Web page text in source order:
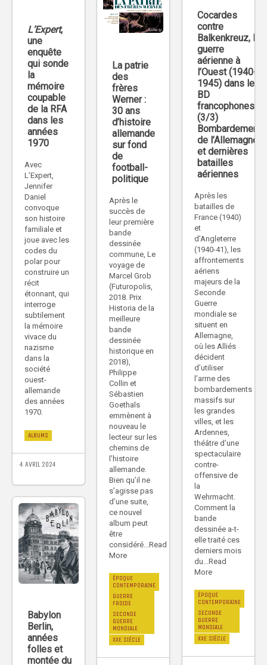
L’Expert,
une
enquête
qui sonde
la
mémoire
coupable
de la RFA
dans les
années
1970
Avec
L’Expert,
Jennifer
Daniel
convoque
son histoire
familiale et
joue avec les
codes du
polar pour
construire un
récit
étonnant, qui
interroge
subtilement
la mémoire
vivace du
nazisme
dans la
société
ouest-
allemande
des années
1970.
ALBUMS
4 AVRIL 2024
Cocardes
contre
Balkenkreuz, la
guerre
aérienne à
l’Ouest (1940-
1945) dans les
BD
francophones
(3/3)
Bombardement
de l’Allemagne
et dernières
batailles
aériennes
Après les
batailles de
France (1940)
et
d’Angleterre
(1940-41), les
affrontements
aériens
majeurs de la
Seconde
Guerre
mondiale se
situent en
Allemagne,
où les Alliés
décident
d’utiliser
l’arme des
bombardements
massifs sur
les grandes
villes, et les
Ardennes,
théâtre d’une
spectaculaire
contre-
offensive de
la
Wehrmacht.
Comment la
bande
dessinée a-t-
elle traité ces
derniers mois
du...Read
More
ÉPOQUE
CONTEMPORAINE
SECONDE
GUERRE
MONDIALE
XXE SIÈCLE
La patrie
des
frères
Werner :
30 ans
d’histoire
allemande
sur fond
de
football-
politique
Après le
succès de
leur première
bande
dessinée
commune, Le
voyage de
Marcel Grob
(Futuropolis,
2018. Prix
Historia de la
meilleure
bande
dessinée
historique en
2018),
Philippe
Collin et
Sébastien
Goethals
emmènent à
nouveau le
lecteur sur les
chemins de
l’histoire
allemande.
Bien qu’il ne
s’agisse pas
d’une suite,
ce nouvel
album peut
être
considéré...Read
More
ÉPOQUE
CONTEMPORAINE
GUERRE
FROIDE
SECONDE
GUERRE
MONDIALE
XXE SIÈCLE
Babylon
Berlin,
années
folles et
montée du